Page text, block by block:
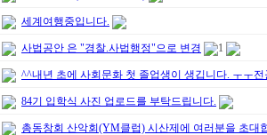
세계여행중입니다.
사법공안 은 "경찰.사법행정"으로 변경 1
^^내년 초에 사회문화 첫 졸업생이 생깁니다. ㅜㅜ
84기 입학식 사진 업로드를 부탁드립니다.
총동창회 산악회(YM클럽) 시산제에 여러분을 초대